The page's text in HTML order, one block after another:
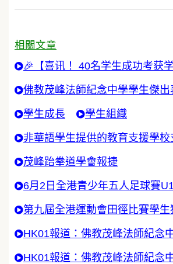
相關文章
🎉【喜讯！ 40名学生成功考获
佛教茂峰法師紀念中學學生傑出
學生成長 學生組織
非華語學生提供的教育支援學校
茂峰跆拳道學會報捷
6月2日全港青少年五人足球賽
第九屆全港運動會田徑比賽學生
HK01報道：佛教茂峰法師紀念
HK01報道：佛教茂峰法師紀念